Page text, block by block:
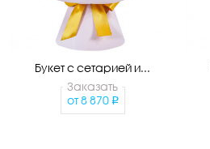
Букет с сетарией и...
Заказать
от 8 870